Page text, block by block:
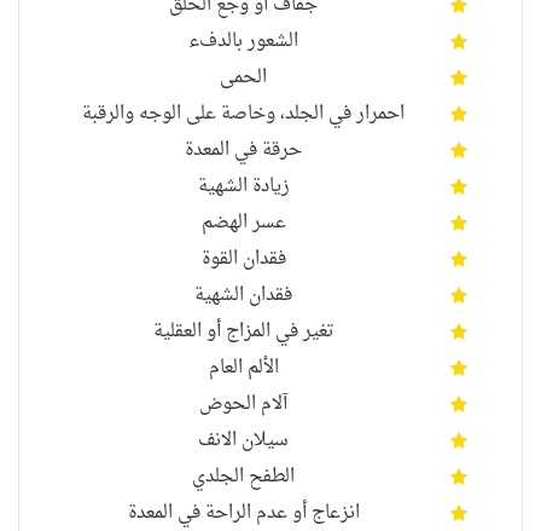
الشعور بالدفء
الحمى
احمرار في الجلد، وخاصة على الوجه والرقبة
حرقة في المعدة
زيادة الشهية
عسر الهضم
فقدان القوة
فقدان الشهية
تغير في المزاج أو العقلية
الألم العام
آلام الحوض
سيلان الانف
الطفح الجلدي
انزعاج أو عدم الراحة في المعدة